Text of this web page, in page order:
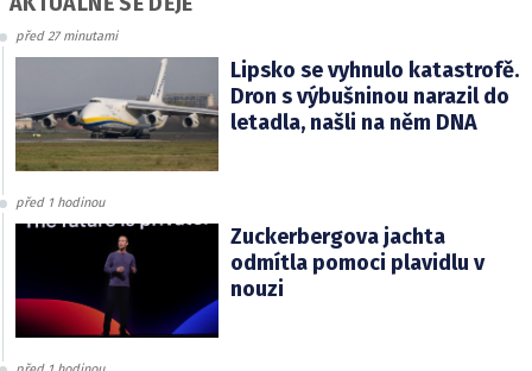
před 27 minutami
Lipsko se vyhnulo katastrofě.
Dron s výbušninou narazil do
letadla, našli na něm DNA
před 1 hodinou
Zuckerbergova jachta
odmítla pomoci plavidlu v
nouzi